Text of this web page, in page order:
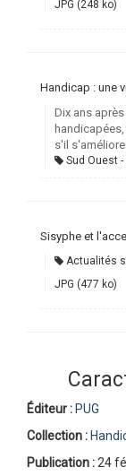
JPG (248 ko)
Handicap : une
Dix ans
s'il s'améliore
Sud Ouest
Sisyphe et
Actualités
JPG (477 ko)
Éditeur : PUG
Collection :
Publication : 24